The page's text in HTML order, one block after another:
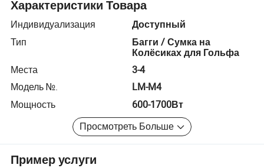
Характеристики Товара
Индивидуализация
Доступный
Тип
Багги / Сумка на
Колёсиках для Гольфа
Места
3-4
Модель №.
LM-M4
Мощность
600-1700Вт
Просмотреть Больше
Пример услуги